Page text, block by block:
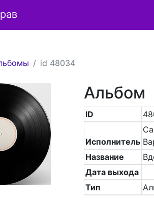
id 48034
Альбом
ID
Исполнитель
Название
Дата выхода
Тип